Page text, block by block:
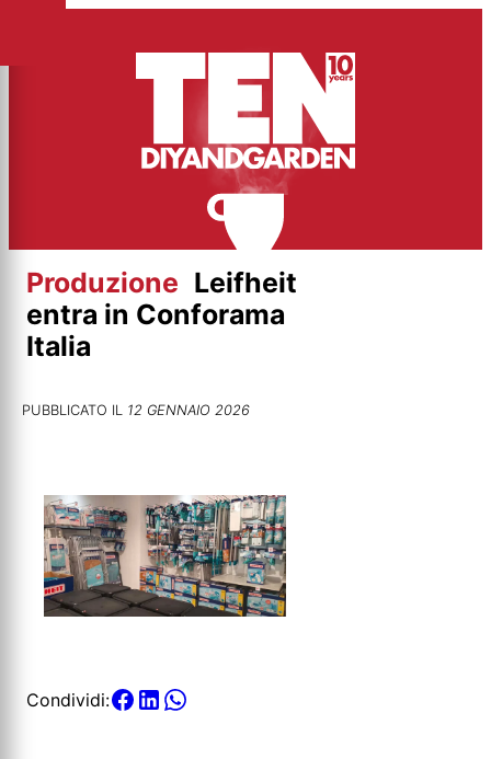
contenuto
Produzione Leifheit
entra in Conforama
Italia
PUBBLICATO IL 12 GENNAIO 2026
Condividi: